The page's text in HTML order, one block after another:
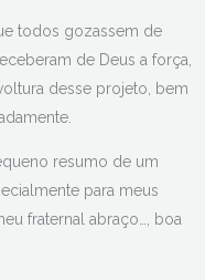
todos gozassem de
de Deus a força,
desse projeto, bem
resumo de um
para meus
fraternal abraço…, boa